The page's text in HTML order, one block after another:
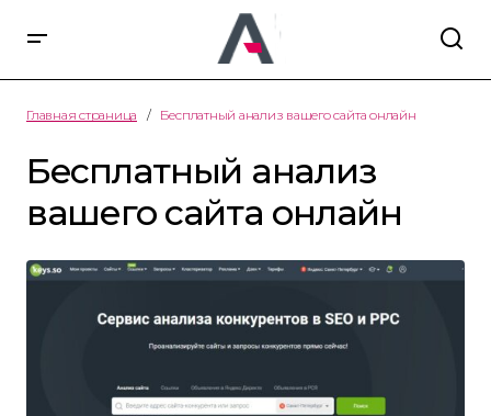
Главная страница Бесплатный анализ вашего сайта онлайн
Бесплатный анализ
вашего сайта онлайн